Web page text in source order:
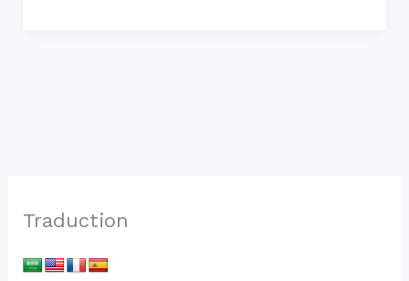
Traduction